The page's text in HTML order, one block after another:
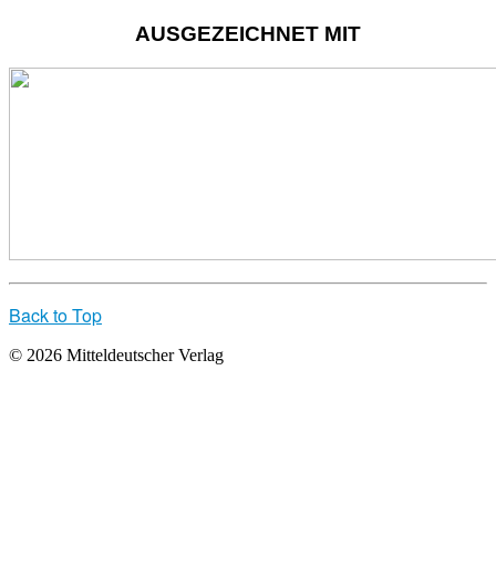
AUSGEZEICHNET MIT
Back to Top
© 2026 Mitteldeutscher Verlag